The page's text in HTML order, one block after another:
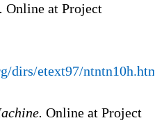
Online at Project
dirs/etext97/ntntn10h.htm
Online at Project